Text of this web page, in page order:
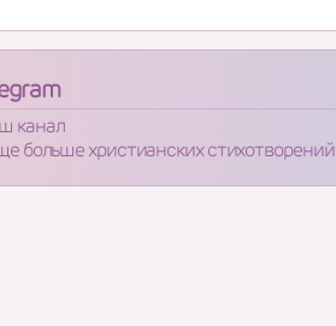
канал
больше христианских стихотворений